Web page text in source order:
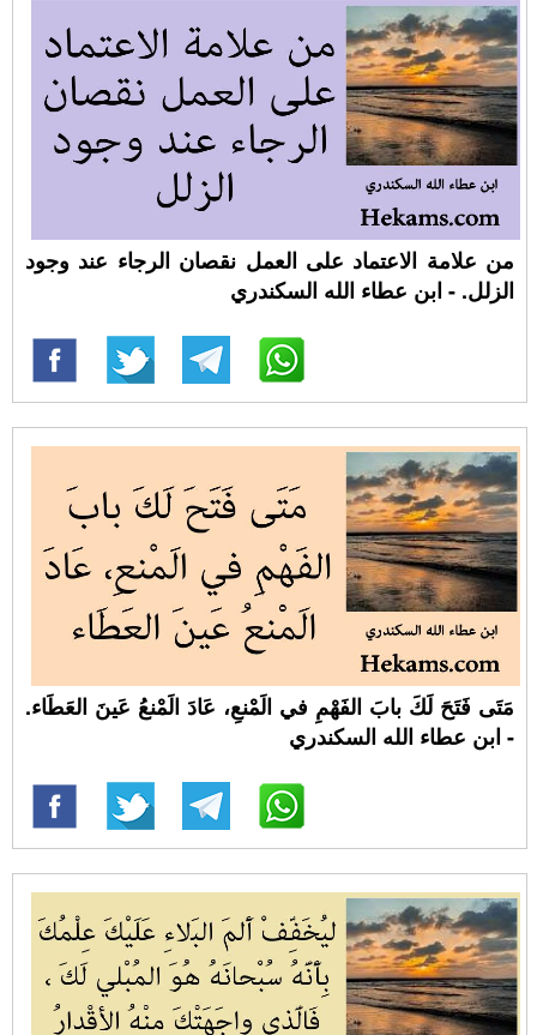
من علامة الاعتماد على العمل نقصان الرجاء عند وجود
الزلل. - ابن عطاء الله السكندري
مَتَى فَتَحَ لَكَ بابَ الفَهْمِ في الَمْنعِ، عَادَ الَمْنعُ عَينَ العَطَاء.
- ابن عطاء الله السكندري